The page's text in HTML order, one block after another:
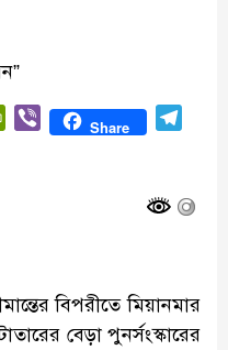
PrintFriendly
Viber Share
বিপরীতে মিয়ানমার
বেড়া পুনর্সংস্কারের